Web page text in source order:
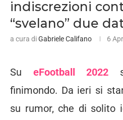
indiscrezioni
“svelano” due
a cura diGabriele Califano 6
Su eFootball 2022
finimondo. Da ieri si
su rumor, che di solito